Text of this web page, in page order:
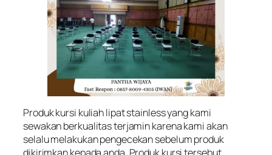
Produk kursi kuliah lipat stainless yang kami
sewakan berkualitas terjamin karena kami akan
selalu melakukan pengecekan sebelum produk